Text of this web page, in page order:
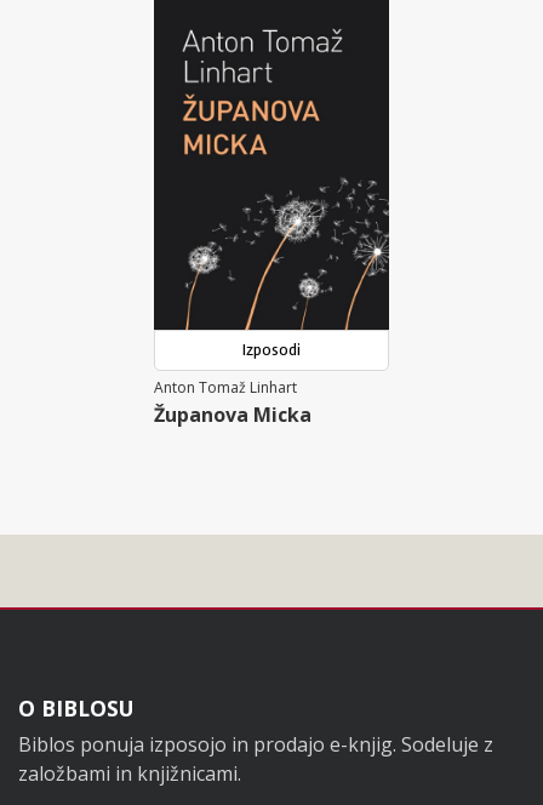
Izposodi
Anton Tomaž Linhart
Županova Micka
Noga
O BIBLOSU
Biblos ponuja izposojo in prodajo e-knjig. Sodeluje z
založbami in knjižnicami.